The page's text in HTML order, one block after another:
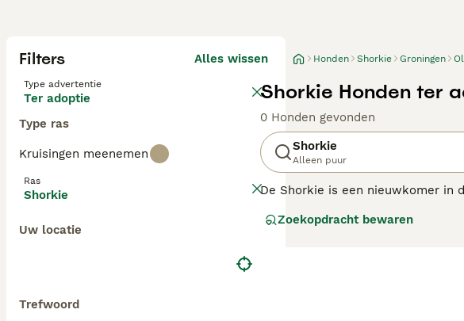
Filters Alles wissen
Type advertentie
Ter adoptie
Type ras
Kruisingen meenemen
Ras
Shorkie
Uw locatie
Trefwoord
Honden Shorkie Groningen
Shorkie Honden ter
0 Honden gevonden
Shorkie
Alleen puur
De Shorkie is een nieuwkomer in
vriendelijke en speelse honden
Zoekopdracht bewaren